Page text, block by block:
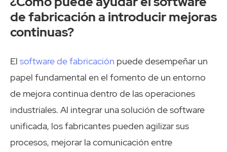
de fabricación a introducir mejoras
continuas?
El software de fabricación puede desempeñar un
papel fundamental en el fomento de un entorno
de mejora continua dentro de las operaciones
industriales. Al integrar una solución de software
unificada, los fabricantes pueden agilizar sus
procesos, mejorar la comunicación entre